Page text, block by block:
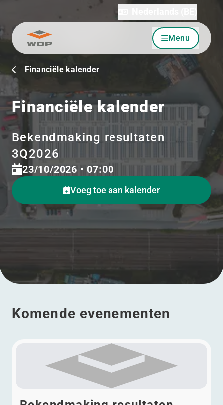
Ga naar inhoud Menu
Financiële kalender
Financiële kalender
Bekendmaking resultaten
3Q2026
23/10/2026 • 07:00
Voeg toe aan kalender
Komende evenementen